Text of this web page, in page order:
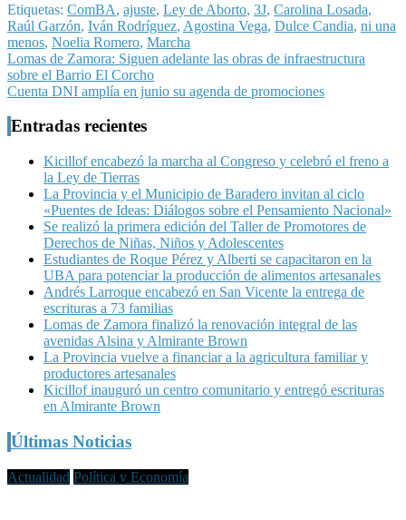
Etiquetas: ComBA, ajuste, Ley de Aborto, 3J, Carolina Losada,
Raúl Garzón, Iván Rodríguez, Agostina Vega, Dulce Candia, ni una
menos, Noelia Romero, Marcha
Navegación
de
entradas
Lomas de Zamora: Siguen adelante las obras de infraestructura
sobre el Barrio El Corcho
Cuenta DNI amplía en junio su agenda de promociones
Entradas recientes
Kicillof encabezó la marcha al Congreso y celebró el freno a
la Ley de Tierras
La Provincia y el Municipio de Baradero invitan al ciclo
«Puentes de Ideas: Diálogos sobre el Pensamiento Nacional»
Se realizó la primera edición del Taller de Promotores de
Derechos de Niñas, Niños y Adolescentes
Estudiantes de Roque Pérez y Alberti se capacitaron en la
UBA para potenciar la producción de alimentos artesanales
Andrés Larroque encabezó en San Vicente la entrega de
escrituras a 73 familias
Lomas de Zamora finalizó la renovación integral de las
avenidas Alsina y Almirante Brown
La Provincia vuelve a financiar a la agricultura familiar y
productores artesanales
Kicillof inauguró un centro comunitario y entregó escrituras
en Almirante Brown
Últimas Noticias
Actualidad Política y Economía